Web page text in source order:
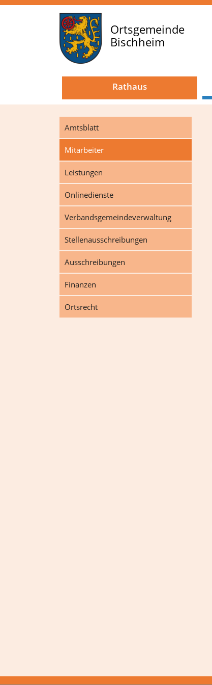
Ortsgemeinde
Bischheim
Rathaus
Amtsblatt
Mitarbeiter
Leistungen
Onlinedienste
Verbandsgemeindeverwaltung
Stellenausschreibungen
Ausschreibungen
Finanzen
Ortsrecht